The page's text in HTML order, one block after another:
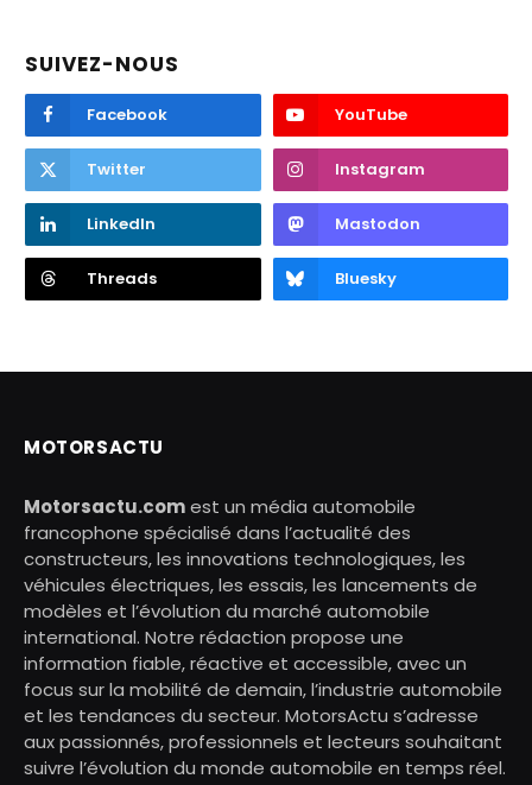
SUIVEZ-NOUS
Facebook YouTube
Twitter Instagram
LinkedIn Mastodon
Threads Bluesky
MOTORSACTU
Motorsactu.comest un média automobile
francophone spécialisé dans l’actualité des
constructeurs, les innovations technologiques, les
véhicules électriques, les essais, les lancements de
modèles et l’évolution du marché automobile
international. Notre rédaction propose une
information fiable, réactive et accessible, avec un
focus sur la mobilité de demain, l’industrie automobile
et les tendances du secteur. MotorsActu s’adresse
aux passionnés, professionnels et lecteurs souhaitant
suivre l’évolution du monde automobile en temps réel.